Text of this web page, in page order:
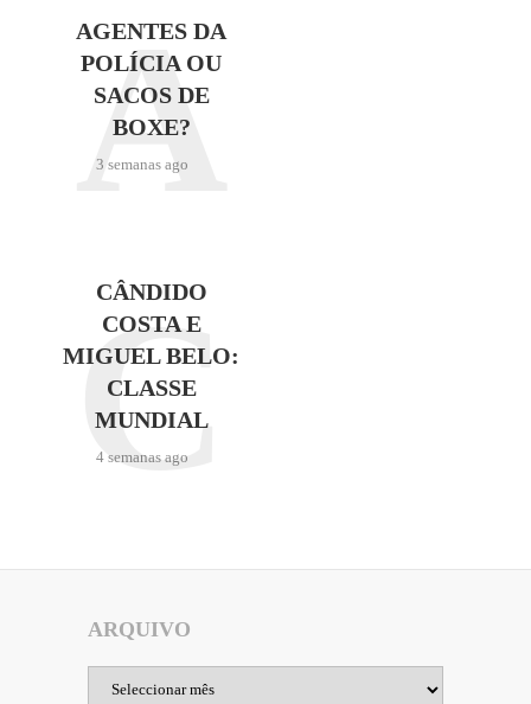
AGENTES DA
POLÍCIA OU
SACOS DE
BOXE?
3 semanas ago
A
CÂNDIDO
COSTA E
MIGUEL BELO:
CLASSE
MUNDIAL
4 semanas ago
C
ARQUIVO